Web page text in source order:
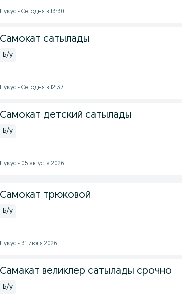
Нукус - Сегодня в 13:30
Самокат сатылады
Б/у
Нукус - Сегодня в 12:37
Самокат детский сатылады
Б/у
Нукус - 05 августа 2026 г.
Самокат трюковой
Б/у
Нукус - 31 июля 2026 г.
Самакат великлер сатылады срочно
Б/у